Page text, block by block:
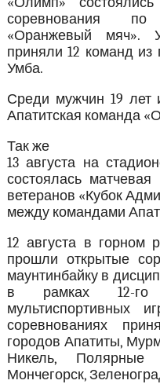
соревнования
«Оранжевый мяч».
приняли 12 команд из
Умба.
Среди мужчин 19 лет
Апатитская команда
Так же
13 августа на
состоялась
ветеранов «Кубок
между командами
12 августа в горном
прошли открытые
маунтинбайку в
в рамках 12-го
мультиспортивных
соревнованиях
городов Апатиты,
Никель, Полярные
Мончегорск,